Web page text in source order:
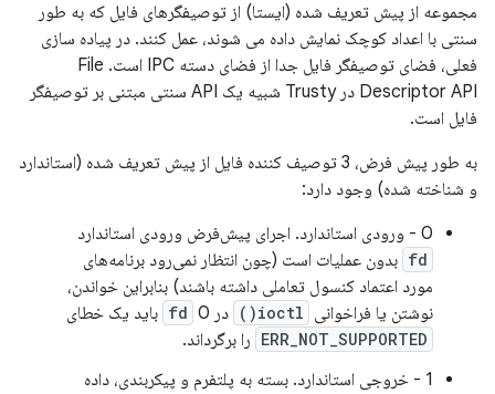
مجموعه از پیش تعریف شده (ایستا) از توصیفگرهای فایل که به طور
سنتی با اعداد کوچک نمایش داده می شوند، عمل کنند. در پیاده سازی
فعلی، فضای توصیفگر فایل جدا از فضای دسته IPC است. File
Descriptor API در Trusty شبیه یک API سنتی مبتنی بر توصیفگر
فایل است.
به طور پیش فرض، 3 توصیف کننده فایل از پیش تعریف شده (استاندارد
و شناخته شده) وجود دارد:
0 - ورودی استاندارد. اجرای پیش‌فرض ورودی استاندارد
fd بدون عملیات است (چون انتظار نمی‌رود برنامه‌های
مورد اعتماد کنسول تعاملی داشته باشند) بنابراین خواندن،
نوشتن یا فراخوانی ioctl() در fd 0 باید یک خطای
ERR_NOT_SUPPORTED را برگرداند.
1 - خروجی استاندارد. بسته به پلتفرم و پیکربندی، داده